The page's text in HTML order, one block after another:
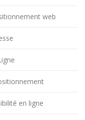
web
en ligne